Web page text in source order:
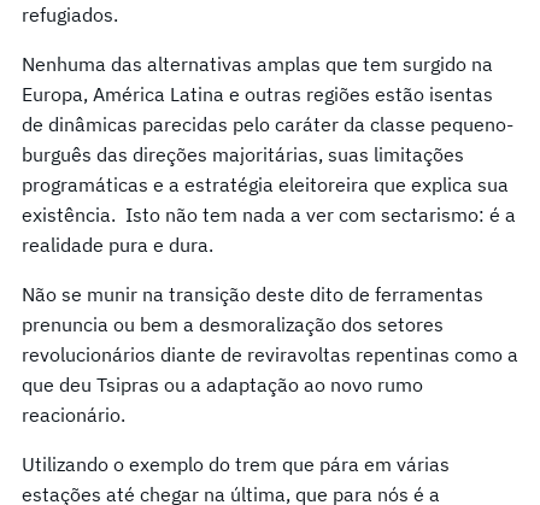
refugiados.
Nenhuma das alternativas amplas que tem surgido na
Europa, América Latina e outras regiões estão isentas
de dinâmicas parecidas pelo caráter da classe pequeno-
burguês das direções majoritárias, suas limitações
programáticas e a estratégia eleitoreira que explica sua
existência. Isto não tem nada a ver com sectarismo: é a
realidade pura e dura.
Não se munir na transição deste dito de ferramentas
prenuncia ou bem a desmoralização dos setores
revolucionários diante de reviravoltas repentinas como a
que deu Tsipras ou a adaptação ao novo rumo
reacionário.
Utilizando o exemplo do trem que pára em várias
estações até chegar na última, que para nós é a